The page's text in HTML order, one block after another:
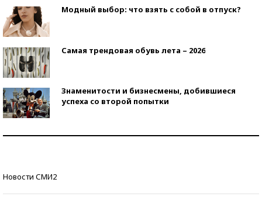
Модный выбор: что взять с собой в отпуск?
Самая трендовая обувь лета – 2026
Знаменитости и бизнесмены, добившиеся
успеха со второй попытки
Новости СМИ2